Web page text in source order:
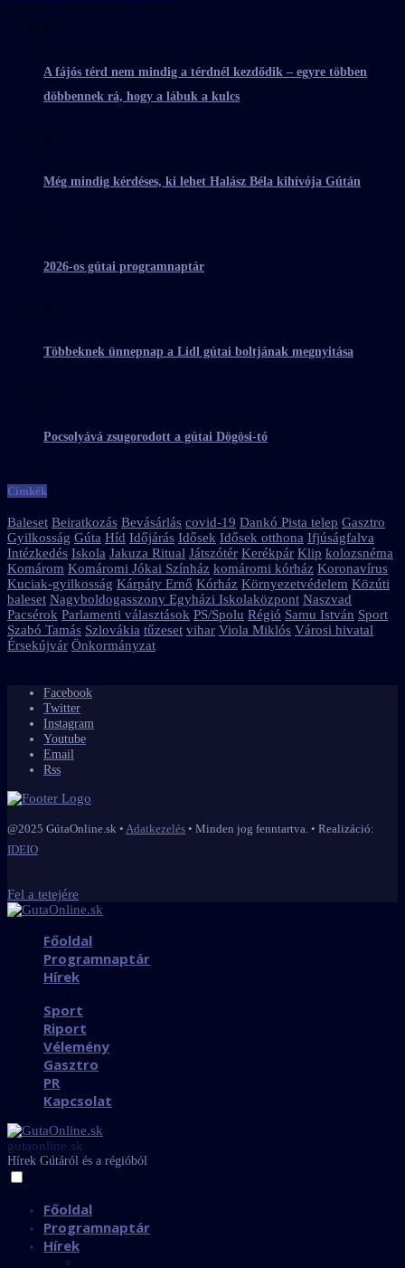
1
A fájós térd nem mindig a térdnél kezdődik – egyre többen
döbbennek rá, hogy a lábuk a kulcs
2
Még mindig kérdéses, ki lehet Halász Béla kihívója Gútán
3
2026-os gútai programnaptár
4
Többeknek ünnepnap a Lidl gútai boltjának megnyitása
5
Pocsolyává zsugorodott a gútai Dögösi-tó
Címkék
Baleset Beiratkozás Bevásárlás covid-19 Dankó Pista telep Gasztro
Gyilkosság Gúta Híd Időjárás Idősek Idősek otthona Ifjúságfalva
Intézkedés Iskola Jakuza Ritual Játszótér Kerékpár Klip kolozsnéma
Komárom Komáromi Jókai Színház komáromi kórház Koronavírus
Kuciak-gyilkosság Kárpáty Ernő Kórház Környezetvédelem Közúti
baleset Nagyboldogasszony Egyházi Iskolaközpont Naszvad
Pacsérok Parlamenti választások PS/Spolu Régió Samu István Sport
Szabó Tamás Szlovákia tűzeset vihar Viola Miklós Városi hivatal
Érsekújvár Önkormányzat
Facebook
Twitter
Instagram
Youtube
Email
Rss
@2025 GútaOnline.sk • Adatkezelés • Minden jog fenntartva. • Realizáció:
IDEIO
Fel a tetejére
Főoldal
Programnaptár
Hírek
Sport
Riport
Vélemény
Gasztro
PR
Kapcsolat
gutaonline.sk
Hírek Gútáról és a régióból
Főoldal
Programnaptár
Hírek